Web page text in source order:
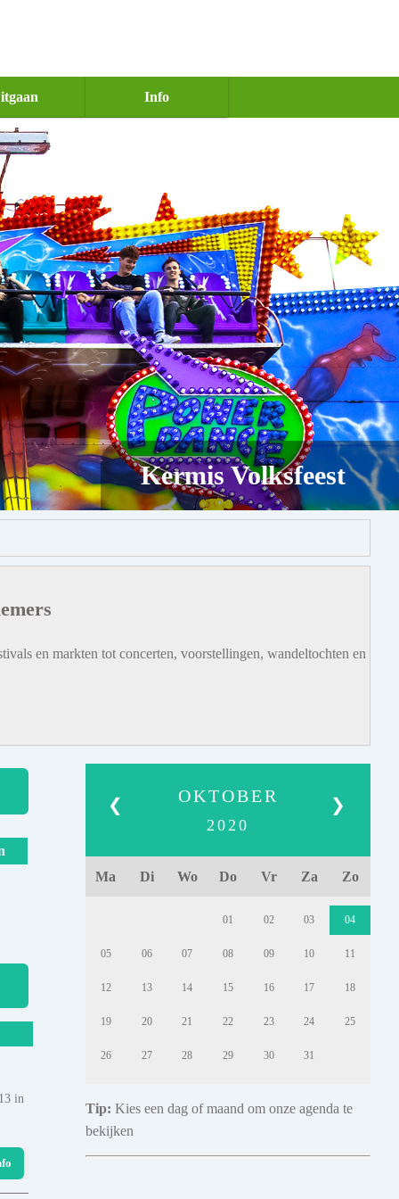
Info
Kermis Volksfeest
en markten tot concerten, voorstellingen, wandeltochten en
in
❮ ❯
OKTOBER
2020
Ma Di Wo Do Vr Za Zo
01 02 03 04
05 06 07 08 09 10 11
12 13 14 15 16 17 18
19 20 21 22 23 24 25
26 27 28 29 30 31
Tip: Kies een dag of maand om onze agenda te
bekijken